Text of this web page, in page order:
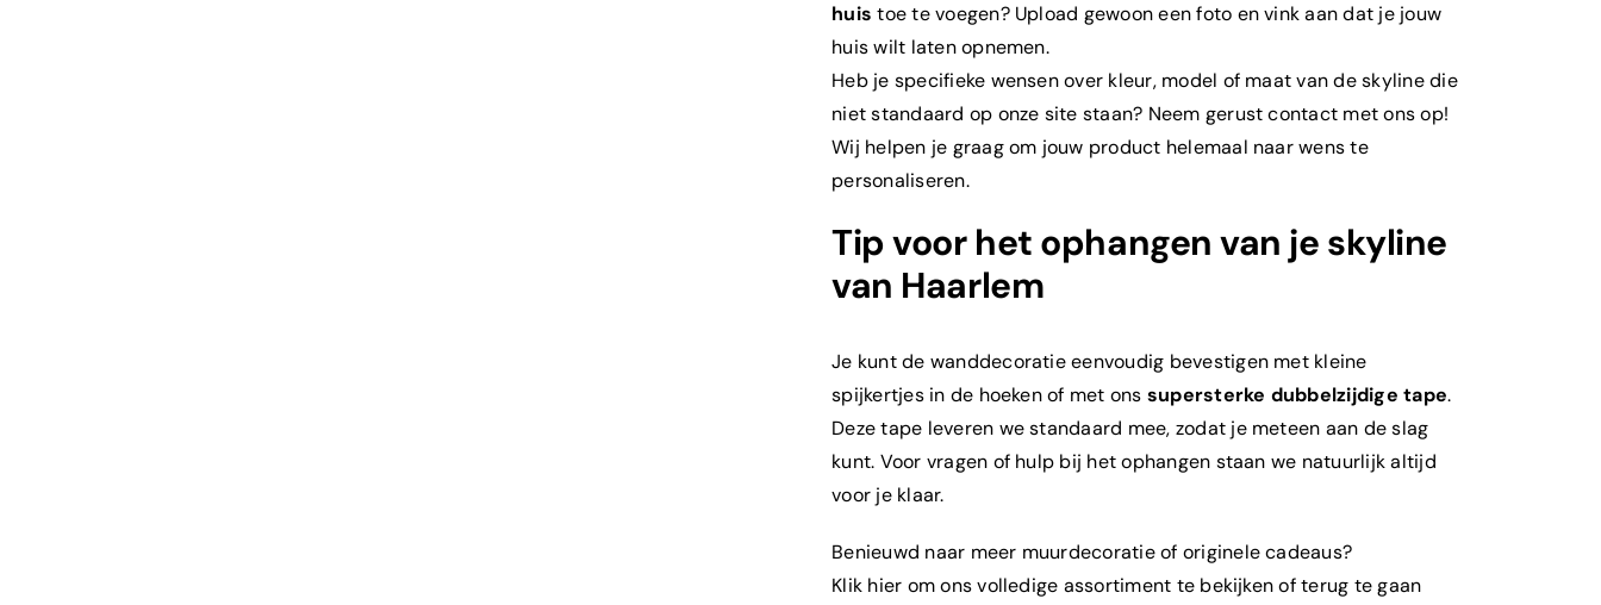
huis toe te voegen? Upload gewoon een foto en vink aan dat je jouw
huis wilt laten opnemen.
Heb je specifieke wensen over kleur, model of maat van de skyline die
niet standaard op onze site staan? Neem gerust contact met ons op!
Wij helpen je graag om jouw product helemaal naar wens te
personaliseren.
Tip voor het ophangen van je skyline
van Haarlem
Je kunt de wanddecoratie eenvoudig bevestigen met kleine
spijkertjes in de hoeken of met ons supersterke dubbelzijdige tape.
Deze tape leveren we standaard mee, zodat je meteen aan de slag
kunt. Voor vragen of hulp bij het ophangen staan we natuurlijk altijd
voor je klaar.
Benieuwd naar meer muurdecoratie of originele cadeaus?
Klik hier om ons volledige assortiment te bekijken of terug te gaan